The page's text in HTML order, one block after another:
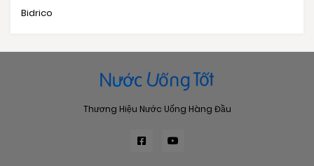
Bidrico
Thương Hiệu Nước Uống Hàng Đầu